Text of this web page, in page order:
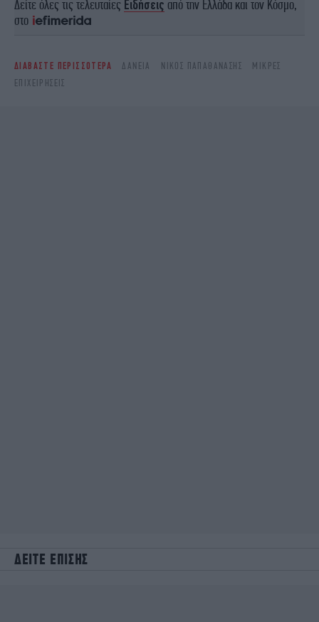
Δείτε όλες τις τελευταίες Ειδήσεις από την Ελλάδα και τον Κόσμο,
στο
ΔΙΑΒΑΣΤΕ ΠΕΡΙΣΣΟΤΕΡΑ ΔΆΝΕΙΑ ΝΊΚΟΣ ΠΑΠΑΘΑΝΆΣΗΣ
ΜΙΚΡΈΣ
ΕΠΙΧΕΙΡΉΣΕΙΣ
ΔΕΙΤΕ ΕΠΙΣΗΣ